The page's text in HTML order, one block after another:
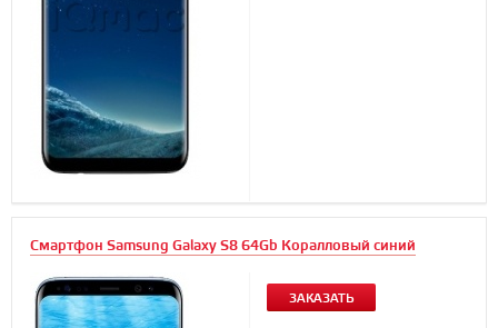
Смартфон Samsung Galaxy S8 64Gb Коралловый синий
ЗАКАЗАТЬ